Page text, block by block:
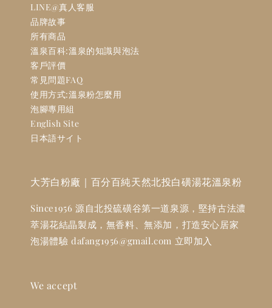
LINE@真人客服
品牌故事
所有商品
溫泉百科:溫泉的知識與泡法
客戶評價
常見問題FAQ
使用方式:溫泉粉怎麼用
泡腳專用組
English Site
日本語サイト
大芳白粉廠｜百分百純天然北投白磺湯花溫泉粉
Since1956 源自北投硫磺谷第一道泉源，堅持古法濃
萃湯花結晶製成，無香料、無添加，打造安心居家
泡湯體驗 dafang1956@gmail.com 立即加入
We accept